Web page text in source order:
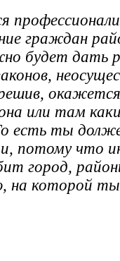
граждан
будет дать
или там
есть ты
потому что
город,
на которой ты